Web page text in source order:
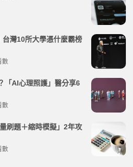
灣10所大學憑什麼霸榜
數
「AI心理照護」醫分享6
數
刷題＋縮時模擬」2年攻
數